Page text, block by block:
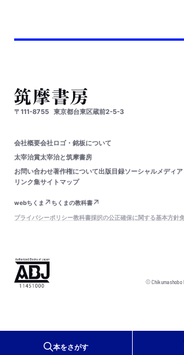
本をさがす
〒111-8755 東京都台東区蔵前2-5-3
会社概要会社ロゴ・銘板について
太宰治賞太宰治と筑摩書房
お問い合わせ著作権について出版目録ソーシャルメディア
リンク集サイトマップ
webちくま
ちくまの教科書
プライバシーポリシー教科書採択の公正確保に関する基本方針
©